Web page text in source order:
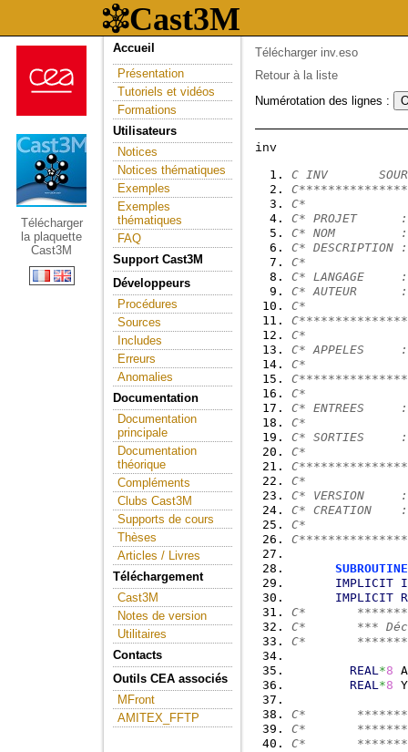
Télécharger
la plaquette
Cast3M
Accueil
Présentation
Tutoriels et vidéos
Formations
Utilisateurs
Notices
Notices thématiques
Exemples
Exemples
thématiques
FAQ
Support Cast3M
Développeurs
Procédures
Sources
Includes
Erreurs
Anomalies
Documentation
Documentation
principale
Documentation
théorique
Compléments
Clubs Cast3M
Supports de cours
Thèses
Articles / Livres
Téléchargement
Cast3M
Notes de version
Utilitaires
Contacts
Outils CEA associés
MFront
AMITEX_FFTP
Télécharger inv.eso
Retour à la liste
Numérotation des lignes :
C INV
C*
C* PROJET
C* NOM
C*
C*
C*
C* AUTEUR
C*
C*
C*
C*
C*
C*
C*
C* SORTIES
C*
C*
C*
C*
C*
SUBROUTINE
IMPLICIT
IMPLICIT
C*
C*       ***
C*
REAL *8 A
REAL *8 Y
C*
C*       ********
C*